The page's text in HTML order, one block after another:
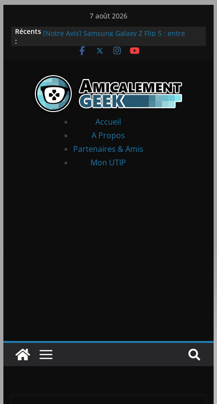
contenu
7 août 2026
Récents
:
LEGO dévoile la LEGO Technic McLaren P1
innovation et quotidien
[Notre Avis] Spy x Family: Code White
Accueil
A Propos
Partenaires & Amis
Mon UTIP